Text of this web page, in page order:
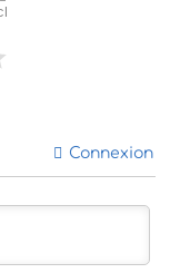
Connexion